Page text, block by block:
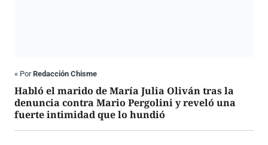
« PorRedacción Chisme
Habló el marido de María Julia Oliván tras la
denuncia contra Mario Pergolini y reveló una
fuerte intimidad que lo hundió